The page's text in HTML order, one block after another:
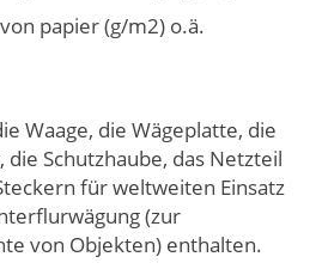
papier (g/m2) o.ä.
Waage, die Wägeplatte, die
Schutzhaube, das Netzteil
für weltweiten Einsatz
(zur
von Objekten) enthalten.